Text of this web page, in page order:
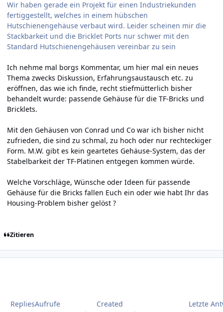
Wir haben gerade ein Projekt für einen Industriekunden
fertiggestellt, welches in einem hübschen
Hutschienengehäuse verbaut wird. Leider scheinen mir die
Stackbarkeit und die Bricklet Ports nur schwer mit den
Standard Hutschienengehäusen vereinbar zu sein
Ich nehme mal borgs Kommentar, um hier mal ein neues
Thema zwecks Diskussion, Erfahrungsaustausch etc. zu
eröffnen, das wie ich finde, recht stiefmütterlich bisher
behandelt wurde: passende Gehäuse für die TF-Bricks und
Bricklets.
Mit den Gehäusen von Conrad und Co war ich bisher nicht
zufrieden, die sind zu schmal, zu hoch oder nur rechteckiger
Form. M.W. gibt es kein geartetes Gehäuse-System, das der
Stabelbarkeit der TF-Platinen entgegen kommen würde.
Welche Vorschläge, Wünsche oder Ideen für passende
Gehäuse für die Bricks fallen Euch ein oder wie habt Ihr das
Housing-Problem bisher gelöst ?
Zitieren
RepliesAufrufe Created Letzte